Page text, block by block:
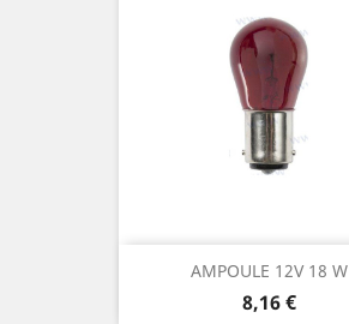
AMPOULE 12V 18 W
Prix
8,16 €